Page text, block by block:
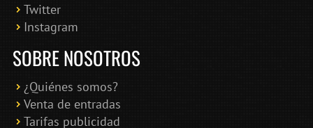
Twitter
Instagram
SOBRE NOSOTROS
¿Quiénes somos?
Venta de entradas
Tarifas publicidad